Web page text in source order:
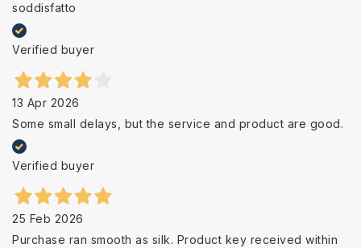
soddisfatto
Verified buyer
13 Apr 2026
Some small delays, but the service and product are good.
Verified buyer
25 Feb 2026
Purchase ran smooth as silk. Product key received within